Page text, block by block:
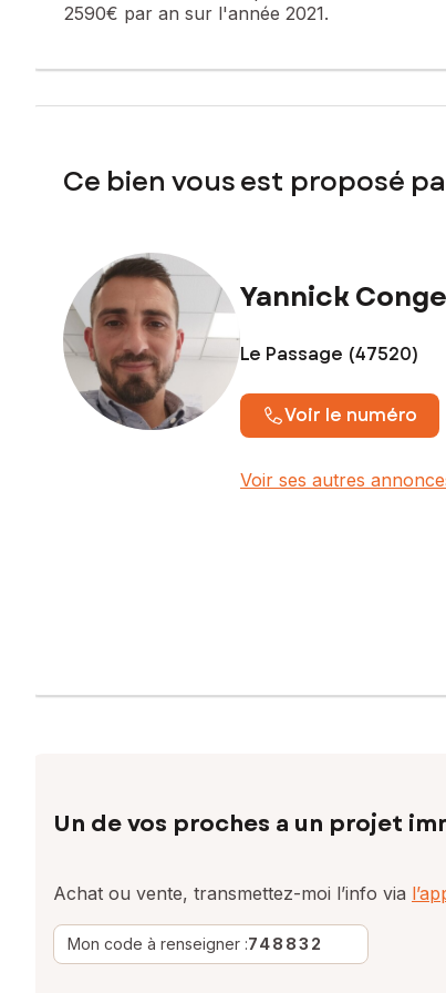
2590€ par an sur l'année 2021.
Ce bien vous est proposé
Yannick Conge
Le Passage (47520)
Voir le numéro
Voir ses autres
Un de vos proches a un projet
Achat ou vente, transmettez-moi l’info via
Mon code à renseigner :748832